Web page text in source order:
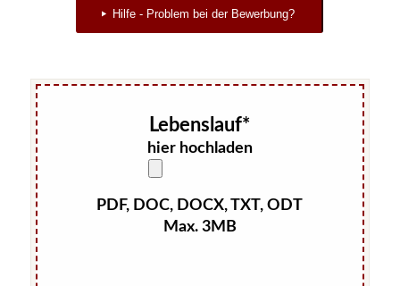
Hilfe - Problem bei der Bewerbung?
Lebenslauf*
hier hochladen
PDF, DOC, DOCX, TXT, ODT
Max. 3MB